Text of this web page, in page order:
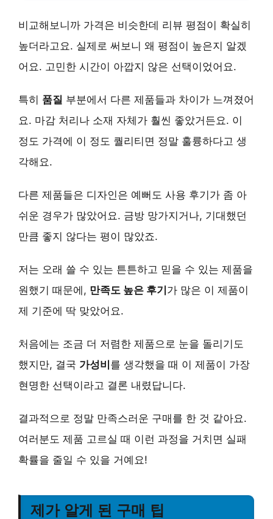
비교해보니까 가격은 비슷한데 리뷰 평점이 확실히
높더라고요. 실제로 써보니 왜 평점이 높은지 알겠
어요. 고민한 시간이 아깝지 않은 선택이었어요.
특히 품질 부분에서 다른 제품들과 차이가 느껴졌어
요. 마감 처리나 소재 자체가 훨씬 좋았거든요. 이
정도 가격에 이 정도 퀄리티면 정말 훌륭하다고 생
각해요.
다른 제품들은 디자인은 예뻐도 사용 후기가 좀 아
쉬운 경우가 많았어요. 금방 망가지거나, 기대했던
만큼 좋지 않다는 평이 많았죠.
저는 오래 쓸 수 있는 튼튼하고 믿을 수 있는 제품을
원했기 때문에, 만족도 높은 후기가 많은 이 제품이
제 기준에 딱 맞았어요.
처음에는 조금 더 저렴한 제품으로 눈을 돌리기도
했지만, 결국 가성비를 생각했을 때 이 제품이 가장
현명한 선택이라고 결론 내렸답니다.
결과적으로 정말 만족스러운 구매를 한 것 같아요.
여러분도 제품 고르실 때 이런 과정을 거치면 실패
확률을 줄일 수 있을 거예요!
제가 알게 된 구매 팁